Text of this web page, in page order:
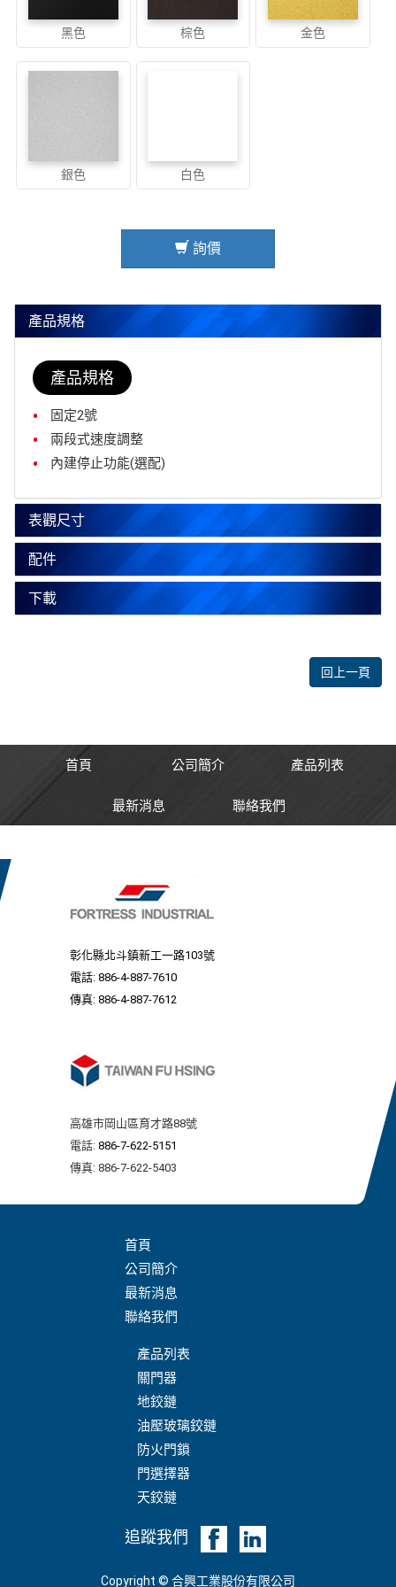
黑色 棕色 金色
銀色 白色
詢價
產品規格
產品規格
固定2號
兩段式速度調整
內建停止功能(選配)
表觀尺寸
配件
下載
回上一頁
首頁 公司簡介 產品列表
最新消息 聯絡我們
彰化縣北斗鎮新工一路103號
電話: 886-4-887-7610
傳真: 886-4-887-7612
高雄市岡山區育才路88號
電話: 886-7-622-5151
傳真: 886-7-622-5403
首頁
公司簡介
最新消息
聯絡我們
產品列表
關門器
地鉸鏈
油壓玻璃鉸鏈
防火門鎖
門選擇器
天鉸鏈
追蹤我們
Copyright © 合興工業股份有限公司